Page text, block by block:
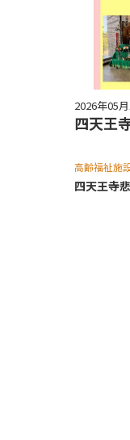
2026年05
四天王
高齢福祉施
四天王寺